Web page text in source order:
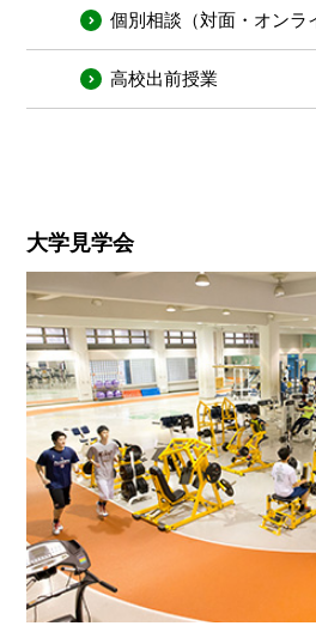
個別相談（対面・オンラ
高校出前授業
大学見学会